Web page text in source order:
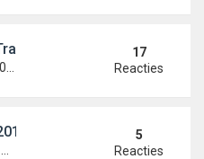
Zolder
17
Reacties
5
Reacties